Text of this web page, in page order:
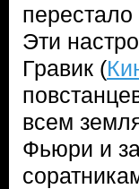
перестало
Эти
Гравик (
всем
Фьюри и